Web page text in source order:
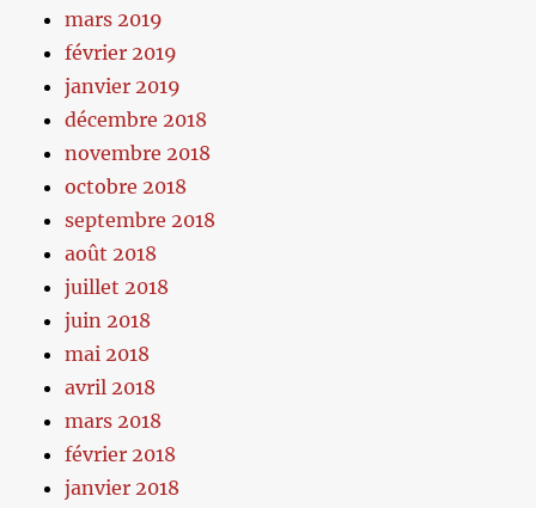
mars 2019
février 2019
janvier 2019
décembre 2018
novembre 2018
octobre 2018
septembre 2018
août 2018
juillet 2018
juin 2018
mai 2018
avril 2018
mars 2018
février 2018
janvier 2018